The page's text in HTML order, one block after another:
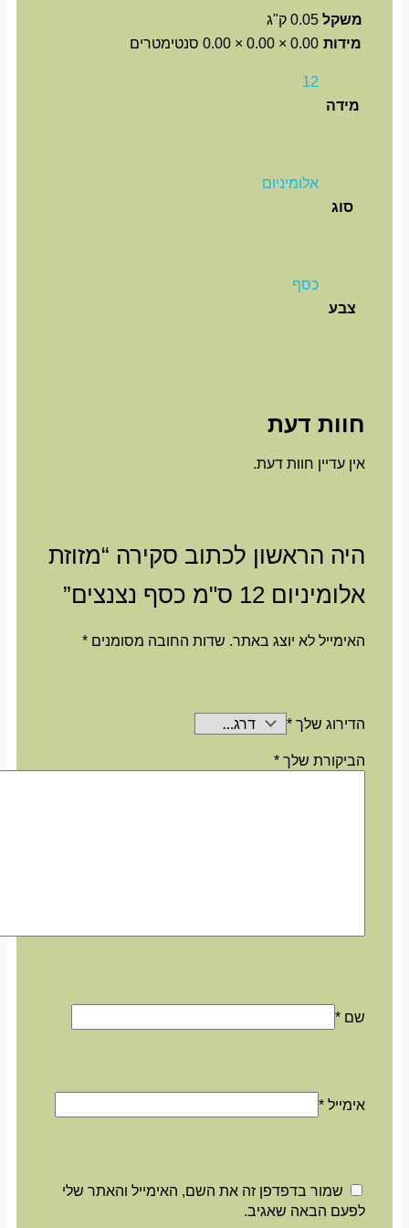
משקל 0.05 ק"ג
מידות 0.00 × 0.00 × 0.00 סנטימטרים
מידה
סוג
אלומיניום
צבע
כסף
חוות דעת
אין עדיין חוות דעת.
היה הראשון לכתוב סקירה “מזוזת
אלומיניום 12 ס"מ כסף נצנצים”
האימייל לא יוצג באתר. שדות החובה מסומנים*
הדירוג שלך*
הביקורת שלך*
שם*
אימייל*
שמור בדפדפן זה את השם, האימייל והאתר שלי
לפעם הבאה שאגיב.